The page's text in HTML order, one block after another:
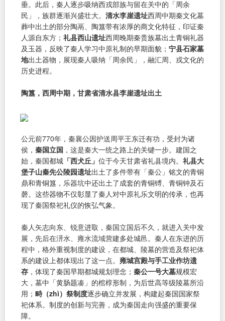
垂。此后，秦人逐步吸纳西戎部族与留在关中的「周余
民」，族群逐渐兴盛壮大。 清水李崖遗址西周中期秦文化墓
葬中出土的部分陶鬲、陶簋带有浓厚的商文化特征，印证秦
人源自东方； 礼县西山遗址西周晚期秦贵族墓出土青铜礼器
及玉器，反映了秦人学习中原礼制的早期面貌； 宁县石家墓
地出土器物，展现秦人吸纳「周余民」，融汇周、戎文化的
历史进程。
陶簋，西周中期，甘肃省清水县李崖遗址出土
公元前770年，秦襄公因护送周平王东迁有功，受封为诸
侯， 秦国立国 ，这是秦大一统之路上的关键一步。建国之
始，秦国都城 「西犬丘」 位于今天甘肃省礼县境内。 礼县大
堡子山秦先公陵园遗址出土了多件带有「秦公」铭文的青铜
鼎和青铜簋，乐器坑中还出土了成套的青铜镈、青铜钟及石
磬。这些器物不仅彰显了秦人对中原礼乐文明的传承，也再
现了秦国祭祀礼仪的恢弘气象。
秦人矢志向东、锐意进取，秦国立国后不久，就进入关中发
展，先后在汧水、雍水流域营建多处城邑。秦人在东进的历
程中，格外重视制度的建设，在都城、陵墓的营造及祭祀体
系的建设上都体现出了这一点。 雍城宫殿与手工业作坊遗
存 ，体现了秦国早期都城规划理念； 秦公一号大墓规模宏
大，墓中「黄肠题凑」的棺椁形制，为后世高等级陵墓所沿
用； 畤（zhì）祭制度逐步确立并发展，构建起秦国国家祭
祀体系。制度的创新与完善，成为秦国走向强盛的重要保
障。